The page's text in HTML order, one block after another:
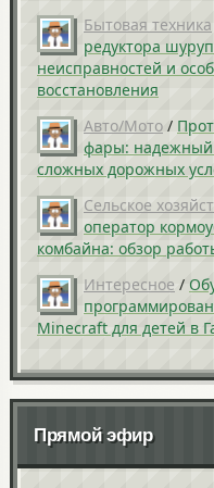
Бытовая техника
редуктора
неисправностей и
восстановления
Авто/Мото /
фары:
сложных дорожных
Сельское
оператор
комбайна: обзор
Интересное /
Minecraft для детей в
Прямой эфир